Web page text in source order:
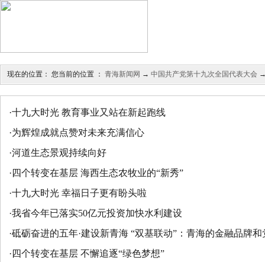
现在的位置： 您当前的位置 ： 青海新闻网 → 中国共产党第十九次全国代表大会
·十九大时光 教育事业又站在新起跑线
·为辉煌成就点赞对未来充满信心
·河道生态景观持续向好
· 四个转变在基层 海西生态农牧业的“新秀”
·十九大时光 幸福日子更有盼头啦
·我省今年已落实50亿元投资加快水利建设
·砥砺奋进的五年·建设新青海 “双基联动”：青海的金融品牌
· 四个转变在基层 不懈追逐“绿色梦想”